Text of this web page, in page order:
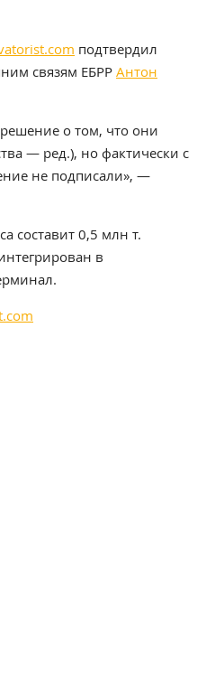
подтвердил
связям ЕБРР Антон
о том, что они
— ред.), но фактически с
не подписали», —
составит 0,5 млн т.
в